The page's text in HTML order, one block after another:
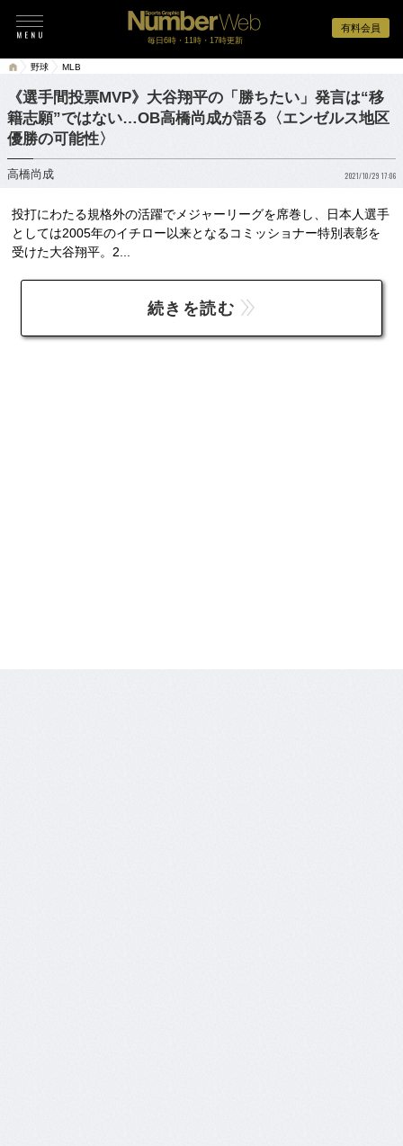
有料会員
毎日6時・11時・17時更新
野球 MLB
《選手間投票MVP》大谷翔平の「勝ちたい」発言は“移
籍志願”ではない…OB高橋尚成が語る〈エンゼルス地区
優勝の可能性〉
高橋尚成 2021/10/29 17:06
投打にわたる規格外の活躍でメジャーリーグを席巻し、日本人選手
としては2005年のイチロー以来となるコミッショナー特別表彰を
受けた大谷翔平。2...
続きを読む